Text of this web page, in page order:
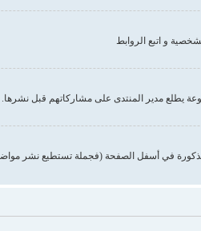
و اتبع الروابط
مدير المنتدى على مشاركاتهم قبل نشرها.
في أسفل الصفحة (فجملة تستطيع نشر